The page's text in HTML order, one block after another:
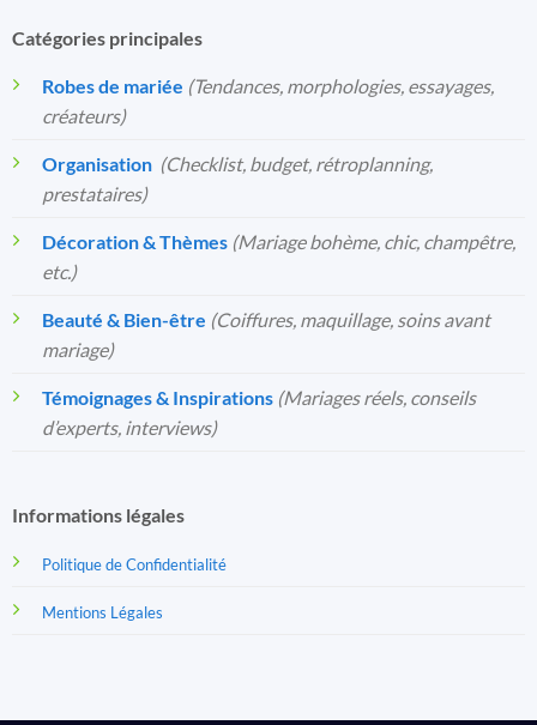
Catégories principales
Robes de mariée (Tendances, morphologies, essayages,
créateurs)
Organisation️ (Checklist, budget, rétroplanning,
prestataires)
Décoration & Thèmes (Mariage bohème, chic, champêtre,
etc.)
Beauté & Bien-être (Coiffures, maquillage, soins avant
mariage)
Témoignages & Inspirations (Mariages réels, conseils
d’experts, interviews)
Informations légales
Politique de Confidentialité
Mentions Légales